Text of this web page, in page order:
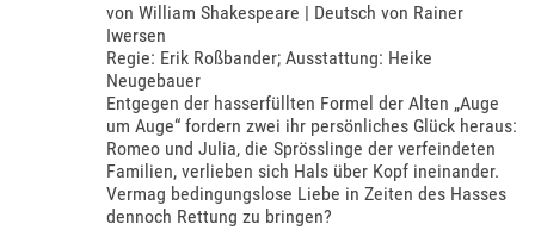
von William Shakespeare | Deutsch von Rainer
Iwersen
Regie: Erik Roßbander; Ausstattung: Heike
Neugebauer
Entgegen der hasserfüllten Formel der Alten „Auge
um Auge“ fordern zwei ihr persönliches Glück heraus:
Romeo und Julia, die Sprösslinge der verfeindeten
Familien, verlieben sich Hals über Kopf ineinander.
Vermag bedingungslose Liebe in Zeiten des Hasses
dennoch Rettung zu bringen?